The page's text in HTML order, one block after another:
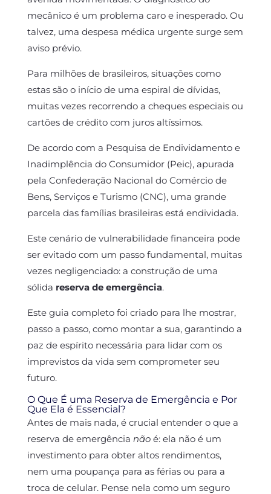
mecânico é um problema caro e inesperado. Ou
talvez, uma despesa médica urgente surge sem
aviso prévio.
Para milhões de brasileiros, situações como
estas são o início de uma espiral de dívidas,
muitas vezes recorrendo a cheques especiais ou
cartões de crédito com juros altíssimos.
De acordo com a Pesquisa de Endividamento e
Inadimplência do Consumidor (Peic), apurada
pela Confederação Nacional do Comércio de
Bens, Serviços e Turismo (CNC), uma grande
parcela das famílias brasileiras está endividada.
Este cenário de vulnerabilidade financeira pode
ser evitado com um passo fundamental, muitas
vezes negligenciado: a construção de uma
sólida reserva de emergência.
Este guia completo foi criado para lhe mostrar,
passo a passo, como montar a sua, garantindo a
paz de espírito necessária para lidar com os
imprevistos da vida sem comprometer seu
futuro.
O Que É uma Reserva de Emergência e Por
Que Ela é Essencial?
Antes de mais nada, é crucial entender o que a
reserva de emergência nãoé: ela não é um
investimento para obter altos rendimentos,
nem uma poupança para as férias ou para a
troca de celular. Pense nela como um seguro